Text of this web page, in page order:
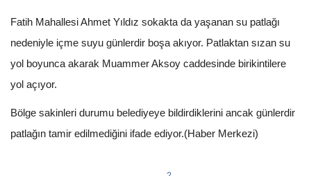
Fatih Mahallesi Ahmet Yıldız sokakta da yaşanan su patlağı
nedeniyle içme suyu günlerdir boşa akıyor. Patlaktan sızan su
yol boyunca akarak Muammer Aksoy caddesinde birikintilere
yol açıyor.
Bölge sakinleri durumu belediyeye bildirdiklerini ancak günlerdir
patlağın tamir edilmediğini ifade ediyor.(Haber Merkezi)